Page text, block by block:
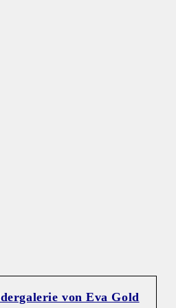
von Eva Gold